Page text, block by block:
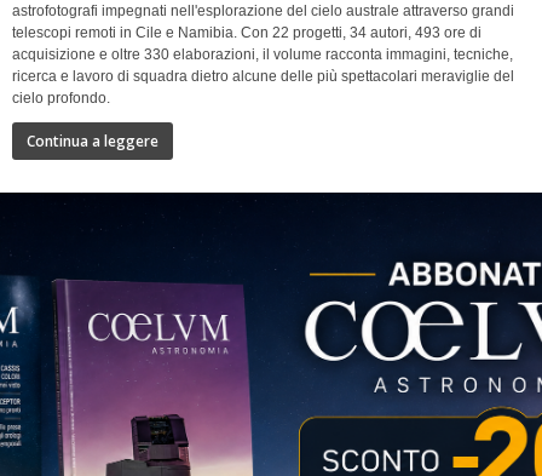
astrofotografi impegnati nell'esplorazione del cielo australe attraverso grandi
telescopi remoti in Cile e Namibia. Con 22 progetti, 34 autori, 493 ore di
acquisizione e oltre 330 elaborazioni, il volume racconta immagini, tecniche,
ricerca e lavoro di squadra dietro alcune delle più spettacolari meraviglie del
cielo profondo.
Continua a leggere